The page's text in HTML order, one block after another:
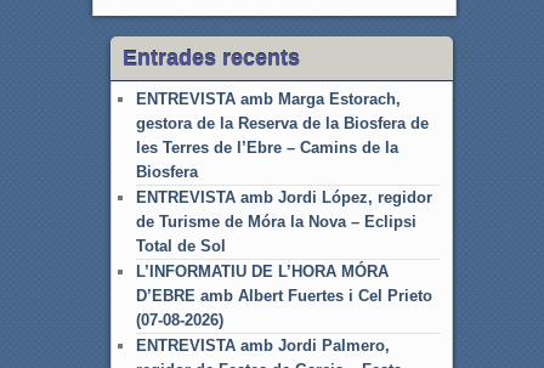
Entrades recents
ENTREVISTA amb Marga Estorach,
gestora de la Reserva de la Biosfera de
les Terres de l’Ebre – Camins de la
Biosfera
ENTREVISTA amb Jordi López, regidor
de Turisme de Móra la Nova – Eclipsi
Total de Sol
L’INFORMATIU DE L’HORA MÓRA
D’EBRE amb Albert Fuertes i Cel Prieto
(07-08-2026)
ENTREVISTA amb Jordi Palmero,